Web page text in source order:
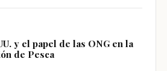
y el papel de las ONG en la
de Pesca